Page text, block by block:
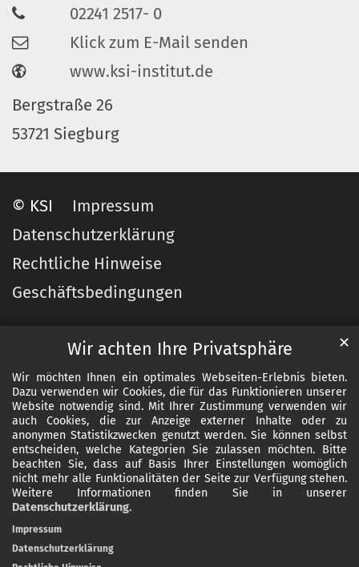
Wir achten Ihre Privatsphäre
Wir möchten Ihnen ein optimales Webseiten-Erlebnis bieten.
Dazu verwenden wir Cookies, die für das Funktionieren unserer
Website notwendig sind. Mit Ihrer Zustimmung verwenden wir
auch Cookies, die zur Anzeige externer Inhalte oder zu
anonymen Statistikzwecken genutzt werden. Sie können selbst
entscheiden, welche Kategorien Sie zulassen möchten. Bitte
beachten Sie, dass auf Basis Ihrer Einstellungen womöglich
nicht mehr alle Funktionalitäten der Seite zur Verfügung stehen.
Weitere Informationen finden Sie in unserer
Datenschutzerklärung.
✕
Impressum
Datenschutzerklärung
02241 2517- 0
Klick zum E-Mail senden
www.ksi-institut.de
Bergstraße 26
53721 Siegburg
© KSI
Impressum
Datenschutzerklärung
Rechtliche Hinweise
Geschäftsbedingungen